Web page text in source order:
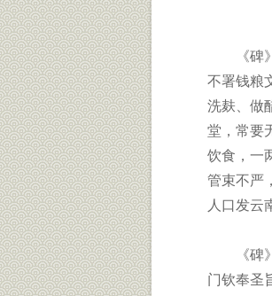
一、
《碑》
不署钱粮
洗麸、做
堂，常要
饮食，一
管束不严
人口发云
《碑》
门钦奉圣